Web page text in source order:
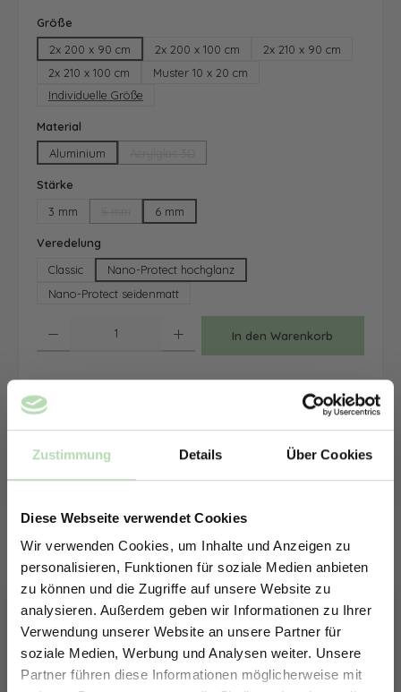
Zustimmung Details Über Cookies
Diese Webseite verwendet Cookies
Wir verwenden Cookies, um Inhalte und Anzeigen zu
personalisieren, Funktionen für soziale Medien anbieten
zu können und die Zugriffe auf unsere Website zu
analysieren. Außerdem geben wir Informationen zu Ihrer
Verwendung unserer Website an unsere Partner für
soziale Medien, Werbung und Analysen weiter. Unsere
Partner führen diese Informationen möglicherweise mit
Größe
2x 200 x 90 cm
2x 200 x 100 cm
2x 210 x 90 cm
2x 210 x 100 cm
Muster 10 x 20 cm
Individuelle Größe
Material
Aluminium
Stärke
3 mm
(Diese Option ist zurzeit nicht verfügbar.)
6 mm
Veredelung
Classic
Nano-Protect hochglanz
Nano-Protect seidenmatt
In den Warenkorb
Lieferzeit:
ERHALTE 5% RABATT AUF